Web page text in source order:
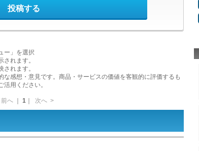
投稿する
ー」を選択
れます。
れます。
感想・意見です。商品・サービスの価値を客観的に評価するも
用ください。
前へ 1｜ 次へ >